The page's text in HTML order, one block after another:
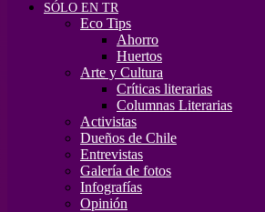
SÓLO EN TR
Eco Tips
Ahorro
Huertos
Arte y Cultura
Críticas literarias
Columnas Literarias
Activistas
Dueños de Chile
Entrevistas
Galería de fotos
Infografías
Opinión